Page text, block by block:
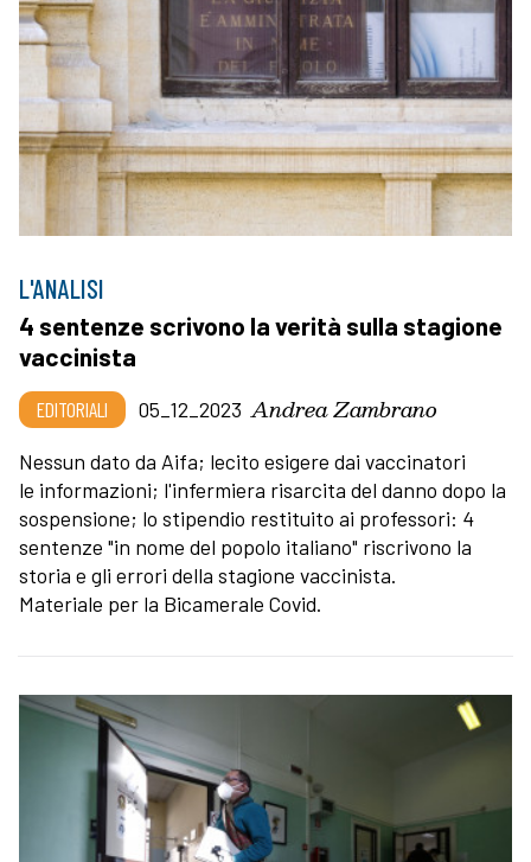
L'ANALISI
4 sentenze scrivono la verità sulla stagione
vaccinista
EDITORIALI 05_12_2023 Andrea Zambrano
Nessun dato da Aifa; lecito esigere dai vaccinatori
le informazioni; l'infermiera risarcita del danno dopo la
sospensione; lo stipendio restituito ai professori: 4
sentenze "in nome del popolo italiano" riscrivono la
storia e gli errori della stagione vaccinista.
Materiale per la Bicamerale Covid.